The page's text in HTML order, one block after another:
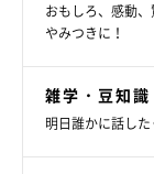
おもしろ、感動
やみつきに！
雑学・豆知識
明日誰かに話し